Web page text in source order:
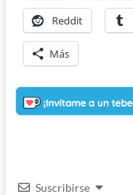
Reddit
Más
Suscribirse